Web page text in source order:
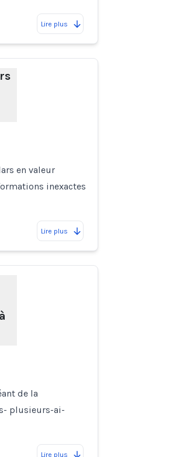
Lire plus
en valeur
inexactes
Lire plus
de la
plusieurs-ai-
Lire plus